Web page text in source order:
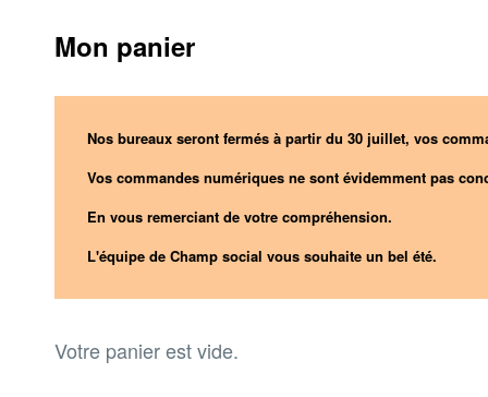
Mon panier
Nos bureaux seront fermés à partir du 30 juillet, vos
Vos commandes numériques ne sont évidemment pas
En vous remerciant de votre compréhension.
L'équipe de Champ social vous souhaite un bel été.
Votre panier est vide.